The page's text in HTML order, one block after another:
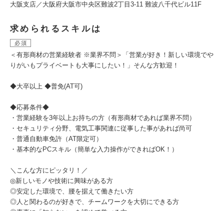
大阪支店／大阪府大阪市中央区難波2丁目3-11 難波八千代ビル11F
求められるスキルは
必須
＜有形商材の営業経験者 ※業界不問＞「営業が好き！新しい環境でや
りがいもプライベートも大事にしたい！」そんな方歓迎！
◆大卒以上 ◆普免(AT可)
◆応募条件◆
・営業経験を3年以上お持ちの方（有形商材であれば業界不問）
・セキュリティ分野、電気工事関連に従事した事があれば尚可
・普通自動車免許（AT限定可）
・基本的なPCスキル（簡単な入力操作ができればOK！）
＼こんな方にピッタリ！／
◎新しいモノや技術に興味がある方
◎安定した環境で、腰を据えて働きたい方
◎人と関わるのが好きで、チームワークを大切にできる方